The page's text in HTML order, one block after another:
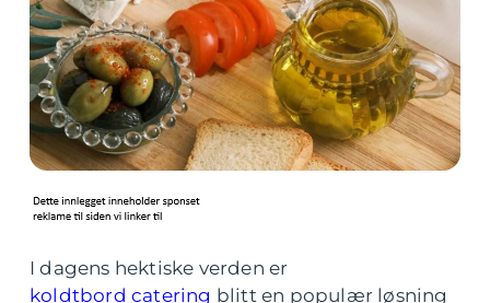
I dagens hektiske verden er
koldtbord catering blitt en populær løsning